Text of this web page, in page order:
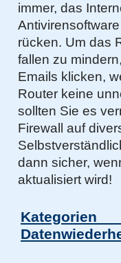
immer, das
rücken. Um das
fallen zu
Emails klicken,
Router keine
sollten Sie es
Firewall auf
dann sicher,
aktualisiert wird!